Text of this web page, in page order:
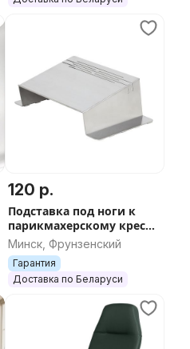
120 р.
Подставка под ноги к
парикмахерскому креслу
Альба
Минск, Фрунзенский
Гарантия
Доставка по Беларуси